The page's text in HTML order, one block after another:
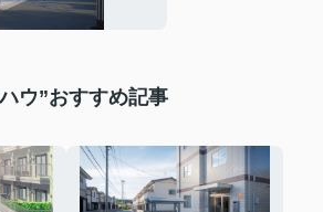
ウ”おすすめ記事